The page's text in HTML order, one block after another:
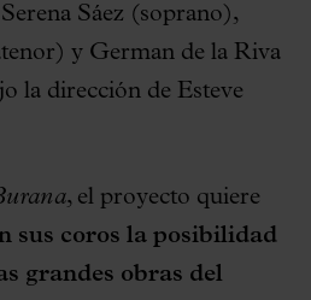
Sáez (soprano),
y German de la Riva
la dirección de Esteve
, el proyecto quiere
sus coros la posibilidad
grandes obras del